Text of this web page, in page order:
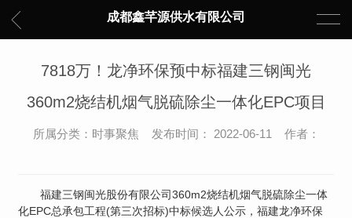
成都鑫芊源供水有限公司
7818万！龙净环保预中标福建三钢闽光
360m2烧结机烟气脱硫除尘一体化EPC项目
所属分类：时事聚焦 发布时间： 2022-06-11 作者：
福建三钢闽光股份有限公司360m2烧结机烟气脱硫除尘一体
化EPC总承包工程(第三次招标)中标候选人公示，福建龙净环保